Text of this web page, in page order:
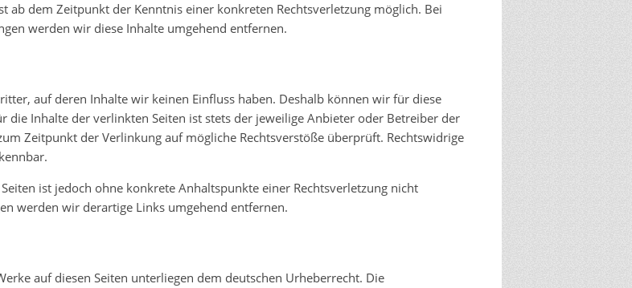
ab dem Zeitpunkt der Kenntnis einer konkreten Rechtsverletzung möglich. Bei
werden wir diese Inhalte umgehend entfernen.
auf deren Inhalte wir keinen Einfluss haben. Deshalb können wir für diese
die Inhalte der verlinkten Seiten ist stets der jeweilige Anbieter oder Betreiber der
Zeitpunkt der Verlinkung auf mögliche Rechtsverstöße überprüft. Rechtswidrige
ist jedoch ohne konkrete Anhaltspunkte einer Rechtsverletzung nicht
werden wir derartige Links umgehend entfernen.
auf diesen Seiten unterliegen dem deutschen Urheberrecht. Die